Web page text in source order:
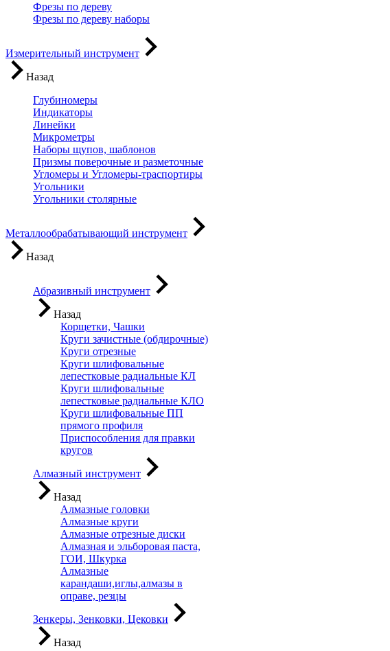
Фрезы по дереву
Фрезы по дереву наборы
Измерительный инструмент
Назад
Глубиномеры
Индикаторы
Линейки
Микрометры
Наборы щупов, шаблонов
Призмы поверочные и разметочные
Угломеры и Угломеры-траспортиры
Угольники
Угольники столярные
Металлообрабатывающий инструмент
Назад
Абразивный инструмент
Назад
Корщетки, Чашки
Круги зачистные (обдирочные)
Круги отрезные
Круги шлифовальные
лепестковые радиальные КЛ
Круги шлифовальные
лепестковые радиальные КЛО
Круги шлифовальные ПП
прямого профиля
Приспособления для правки
кругов
Алмазный инструмент
Назад
Алмазные головки
Алмазные круги
Алмазные отрезные диски
Алмазная и эльборовая паста,
ГОИ, Шкурка
Алмазные
карандаши,иглы,алмазы в
оправе, резцы
Зенкеры, Зенковки, Цековки
Назад